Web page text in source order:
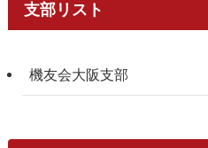
支部リスト
機友会大阪支部